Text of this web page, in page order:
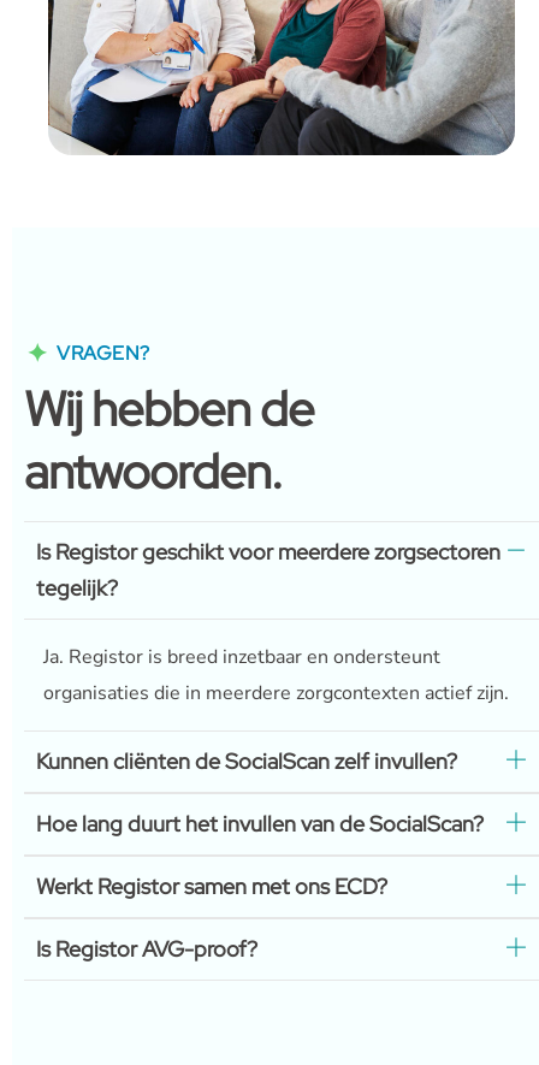
VRAGEN?
Wij hebben de
antwoorden.
Is Registor geschikt voor meerdere zorgsectoren
tegelijk?
Ja. Registor is breed inzetbaar en ondersteunt
organisaties die in meerdere zorgcontexten actief zijn.
Kunnen cliënten de SocialScan zelf invullen?
Hoe lang duurt het invullen van de SocialScan?
Werkt Registor samen met ons ECD?
Is Registor AVG-proof?